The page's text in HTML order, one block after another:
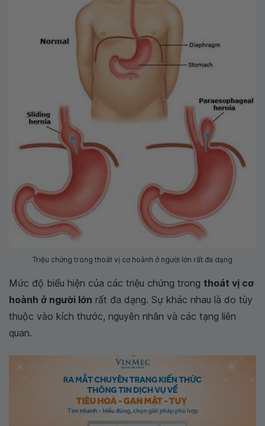
Triệu chứng trong thoát vị cơ hoành ở người lớn rất đa dạng
Mức độ biểu hiện của các triệu chứng trong thoát vị cơ
hoành ở người lớn rất đa dạng. Sự khác nhau là do tùy
thuộc vào kích thước, nguyên nhân và các tạng liên
quan.